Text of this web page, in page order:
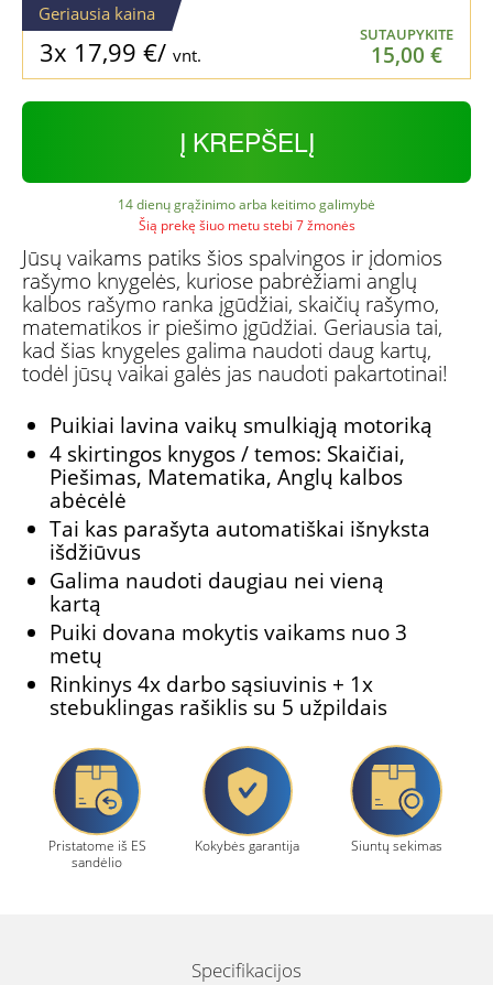
Geriausia kaina
3x 17,99 €/ vnt.
SUTAUPYKITE
15,00 €
Į KREPŠELĮ
14 dienų grąžinimo arba keitimo galimybė
Šią prekę šiuo metu stebi 7 žmonės
Jūsų vaikams patiks šios spalvingos ir įdomios
rašymo knygelės, kuriose pabrėžiami anglų
kalbos rašymo ranka įgūdžiai, skaičių rašymo,
matematikos ir piešimo įgūdžiai. Geriausia tai,
kad šias knygeles galima naudoti daug kartų,
todėl jūsų vaikai galės jas naudoti pakartotinai!
Puikiai lavina vaikų smulkiąją motoriką
4 skirtingos knygos / temos: Skaičiai,
Piešimas, Matematika, Anglų kalbos
abėcėlė
Tai kas parašyta automatiškai išnyksta
išdžiūvus
Galima naudoti daugiau nei vieną
kartą
Puiki dovana mokytis vaikams nuo 3
metų
Rinkinys 4x darbo sąsiuvinis + 1x
stebuklingas rašiklis su 5 užpildais
Pristatome iš ES
sandėlio
Kokybės garantija Siuntų sekimas
Specifikacijos